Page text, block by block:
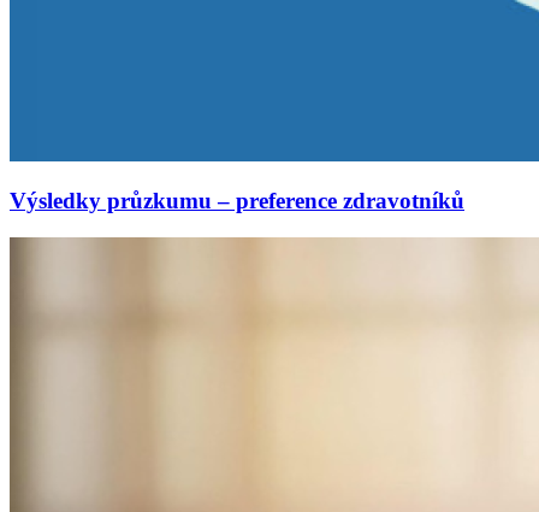
Výsledky průzkumu – preference zdravotníků